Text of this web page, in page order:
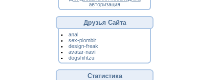
авторизация
Друзья Сайта
anal
sex-plombir
design-freak
avatar-navi
dogshihtzu
Статистика